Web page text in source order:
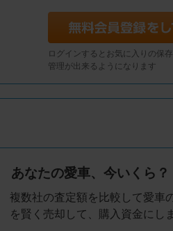
ログインするとお気に入りの保
管理が出来るようになります
あなたの愛車、今いくら？
複数社の査定額を比較して愛車
を賢く売却して、購入資金にし